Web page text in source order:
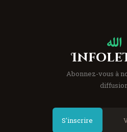
Abonnez-vous à
S'inscrire